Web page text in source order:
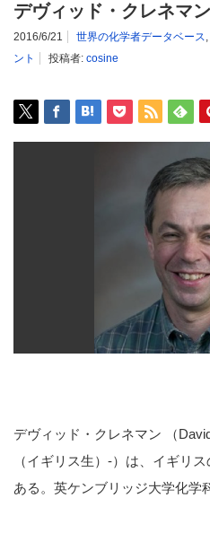
デヴィッド・クレネマ
2016/6/21 世界の化学者データベース,
ント
投稿者: cosine
デヴィッド・クレネマン （
（イギリス生）-）は、イギリ
ある。英ケンブリッジ大学化学